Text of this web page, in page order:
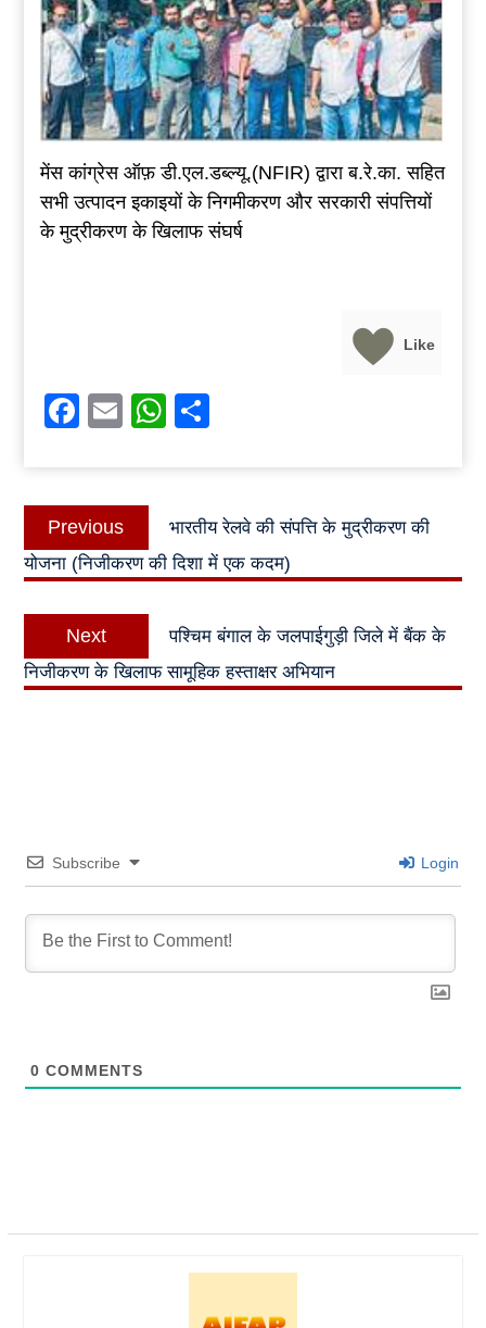
मेंस कांग्रेस ऑफ़ डी.एल.डब्ल्यू.(NFIR) द्वारा ब.रे.का. सहित
सभी उत्पादन इकाइयों के निगमीकरण और सरकारी संपत्तियों
के मुद्रीकरण के खिलाफ संघर्ष
Like
Facebook
EmailWhatsApp
Post
navigation
Previous
Previous
post:
भारतीय रेलवे की संपत्ति के मुद्रीकरण की
योजना (निजीकरण की दिशा में एक कदम)
Next
Next
post:
पश्चिम बंगाल के जलपाईगुड़ी जिले में बैंक के
निजीकरण के खिलाफ सामूहिक हस्ताक्षर अभियान
Subscribe Login
0 COMMENTS